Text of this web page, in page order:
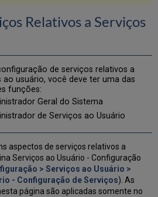
Relativos a Serviços
de serviços relativos a
ao usuário, você deve ter uma das
funções:
Geral do Sistema
de Serviços ao Usuário
aspectos de serviços relativos a
Serviços ao Usuário - Configuração
> Serviços ao Usuário >
- Configuração de Serviços). As
página são aplicadas somente no